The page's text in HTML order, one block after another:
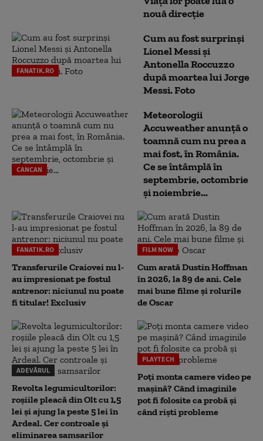
nouă direcție
FANATIK.RO
Cum au fost surprinși
Lionel Messi și
Antonella Roccuzzo
după moartea lui Jorge
Messi. Foto
CANCAN
Meteorologii
Accuweather anunță o
toamnă cum nu prea a
mai fost, în România.
Ce se întâmplă în
septembrie, octombrie
și noiembrie...
FANATIK.RO
Transferurile Craiovei nu l-
au impresionat pe fostul
antrenor: niciunul nu poate
fi titular! Exclusiv
FILM NOW
Cum arată Dustin Hoffman
în 2026, la 89 de ani. Cele
mai bune filme și rolurile
de Oscar
ADEVĂRUL
Revolta legumicultorilor:
roșiile pleacă din Olt cu 1,5
lei și ajung la peste 5 lei în
Ardeal. Cer controale și
eliminarea samsarilor
PLAYTECH
Poți monta camere video pe
mașină? Când imaginile
pot fi folosite ca probă și
când riști probleme